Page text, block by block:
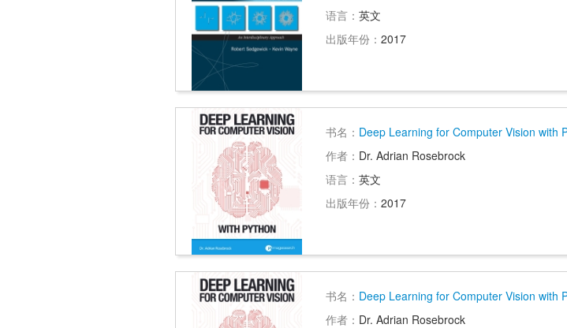
语言： 英文
出版年份： 2017
书名： Deep Learning for Computer Vision with
作者： Dr. Adrian Rosebrock
语言： 英文
出版年份： 2017
书名： Deep Learning for Computer Vision with
作者： Dr. Adrian Rosebrock